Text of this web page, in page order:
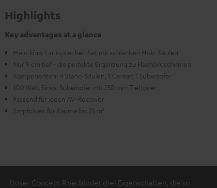
Highlights
Key advantages at a glance
Heimkino-Lautsprecher-Set mit schlanken Holz-Säulen
Nur 9 cm tief - die perfekte Ergänzung zu Flachbildschirmen
Komponenten: 4 Stand-Säulen, 1 Center, 1 Subwoofer
100 Watt Sinus-Subwoofer mit 250 mm Tieftöner
Passend für jeden AV-Receiver
Empfohlen für Räume bis 25 m²
Unser Concept R verbindet drei Eigenschaften, die so